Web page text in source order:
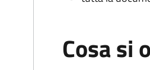
Cosa si